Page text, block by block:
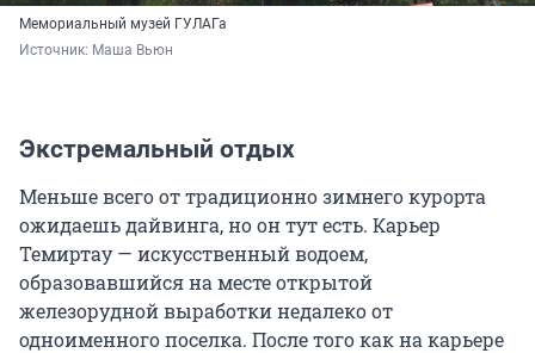
Мемориальный музей ГУЛАГа
Источник: Маша Вьюн
Экстремальный отдых
Меньше всего от традиционно зимнего курорта
ожидаешь дайвинга, но он тут есть. Карьер
Темиртау — искусственный водоем,
образовавшийся на месте открытой
железорудной выработки недалеко от
одноименного поселка. После того как на карьере